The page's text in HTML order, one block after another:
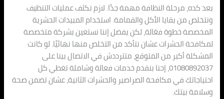
بعد كده، مرحلة النظافة مهمة جدًا. لازم نكثف عمليات التنظيف
ونتخلص من بقايا الأكل والقمامة. استخدام المبيدات الحشرية
المخصصة خطوة فعّالة، لكن يفضل إننا نستعين بشركة متخصصة
لمكافحة الحشرات عشان نتأكد من التخلص منها نهائيًا. لو كانت
المشكلة أكبر من المتوقع، متترددش في الاتصال بينا على
01080892037، إحنا بنقدم خدمات فعالة وشاملة تغطي كل
احتياجاتك في مكافحة الصراصير والحشرات الثانية، عشان تضمن صحة
وسلامة بيتك.